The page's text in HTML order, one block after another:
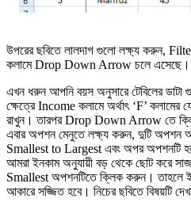
উপরের ছবিতে লালদাগ গুলো লক্ষ্য করুন,
কলামে Drop Down Arrow চলে এসেছে।
এখন ধরুন আপনি বয়স অনুসারে টেবিলের ডাটা
ক্ষেত্রে Income কলামে অর্থাৎ ‘F’
রাখুন। তারপর Drop Down Arrow তে
এবার অপশন মেনুতে লক্ষ্য করুন, দুটি
Smallest to Largest এবং অপর অপশনটি
আমরা ইনকাম অনুযায়ী বড় থেকে ছোট করে
Smallest অপশনটিতে ক্লিক করুন। তাহলে
আকারে সজ্জিত হবে। নিচের ছবিতে বিষয়টি